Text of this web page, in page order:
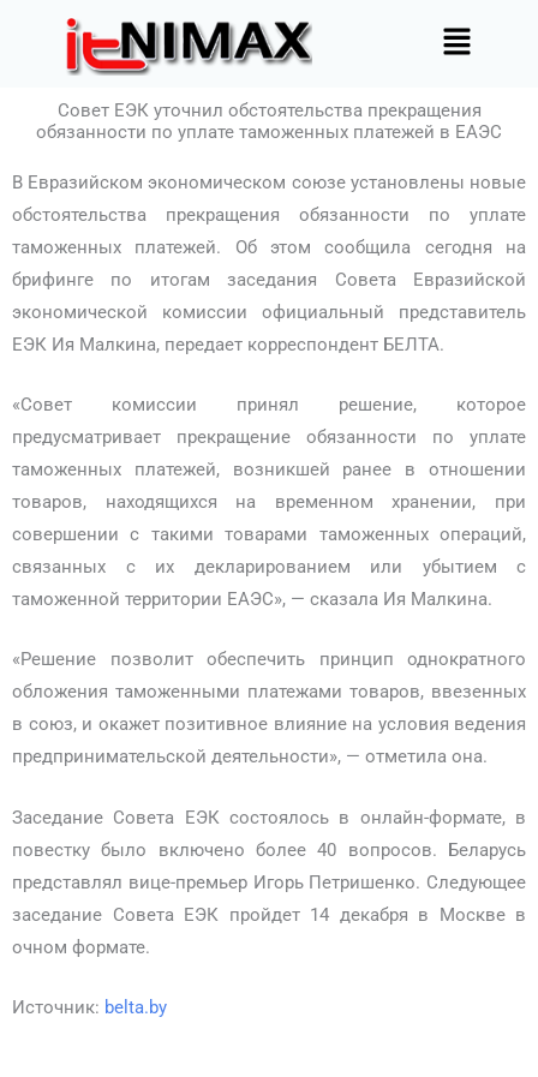
Перейти
содержимому
Меню
Совет ЕЭК уточнил обстоятельства прекращения
обязанности по уплате таможенных платежей в ЕАЭС
В Евразийском экономическом союзе установлены новые
обстоятельства прекращения обязанности по уплате
таможенных платежей. Об этом сообщила сегодня на
брифинге по итогам заседания Совета Евразийской
экономической комиссии официальный представитель
ЕЭК Ия Малкина, передает корреспондент БЕЛТА.
«Совет комиссии принял решение, которое
предусматривает прекращение обязанности по уплате
таможенных платежей, возникшей ранее в отношении
товаров, находящихся на временном хранении, при
совершении с такими товарами таможенных операций,
связанных с их декларированием или убытием с
таможенной территории ЕАЭС», — сказала Ия Малкина.
«Решение позволит обеспечить принцип однократного
обложения таможенными платежами товаров, ввезенных
в союз, и окажет позитивное влияние на условия ведения
предпринимательской деятельности», — отметила она.
Заседание Совета ЕЭК состоялось в онлайн-формате, в
повестку было включено более 40 вопросов. Беларусь
представлял вице-премьер Игорь Петришенко. Следующее
заседание Совета ЕЭК пройдет 14 декабря в Москве в
очном формате.
Источник: belta.by